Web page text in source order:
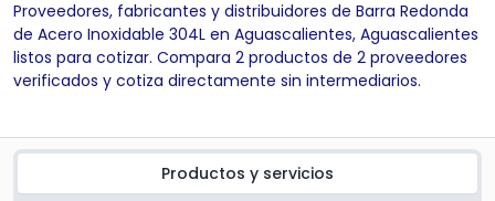
Proveedores, fabricantes y distribuidores de Barra Redonda
de Acero Inoxidable 304L en Aguascalientes, Aguascalientes
listos para cotizar. Compara 2 productos de 2 proveedores
verificados y cotiza directamente sin intermediarios.
Productos y servicios